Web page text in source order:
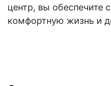
центр, вы обеспечите
комфортную жизнь и